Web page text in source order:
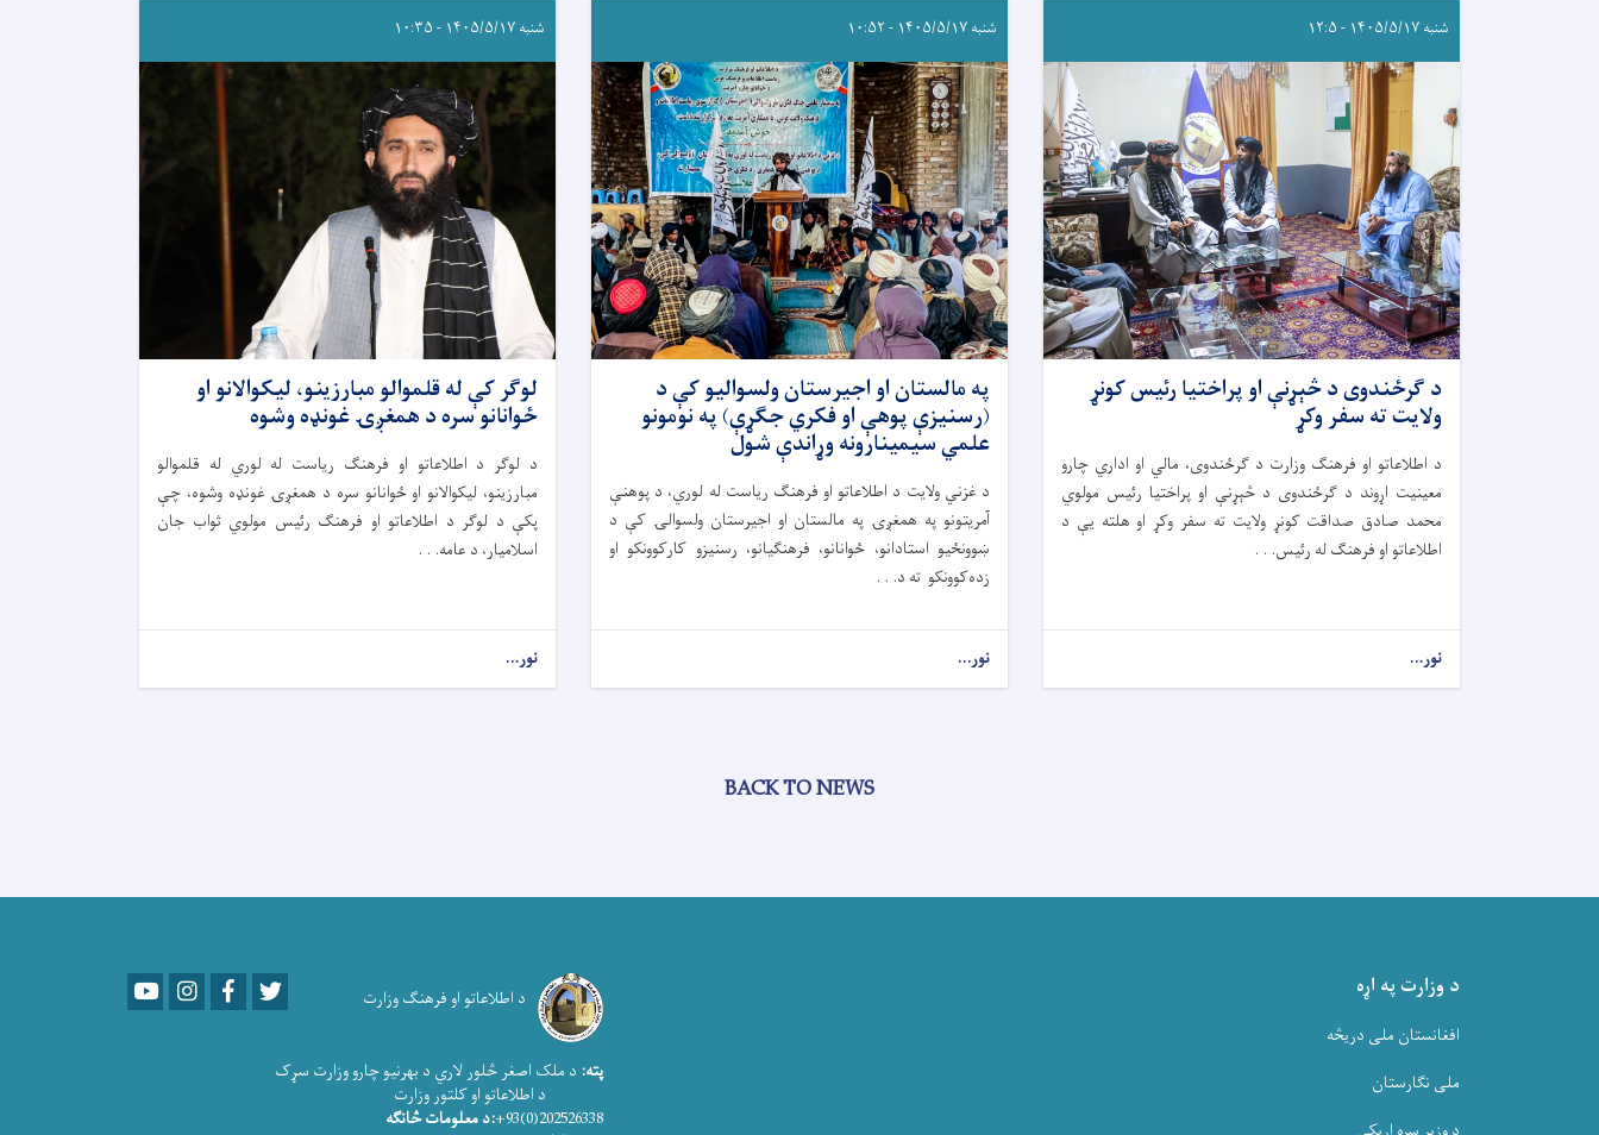
شنبه ۱۴۰۵/۵/۱۷ - ۱۲:۵
د ګرځندوی د څېړنې او پراختیا رئیس کونړ
ولایت ته سفر وکړ
د اطلاعاتو او فرهنګ وزارت د ګرځندوی، مالي او اداري چارو
معینیت اړوند د ګرځندوی د څېړنې او پراختیا رئیس مولوي
محمد صادق صداقت کونړ ولایت ته سفر وکړ او هلته یې د
اطلاعاتو او فرهنګ له رئیس. . .
نور...
شنبه ۱۴۰۵/۵/۱۷ - ۱۰:۵۲
په مالستان او اجیرستان ولسوالیو کې د
(رسنیزې پوهې او فکري جګړې) په نومونو
علمي سیمینارونه وړاندې شول
د غزني ولایت د اطلاعاتو او فرهنګ ریاست له لوري، د پوهنې
آمریتونو په همغږۍ په مالستان او اجیرستان ولسوالۍ کې د
ښوونځیو استادانو، ځوانانو، فرهنګیانو، رسنیزو کارکوونکو او
زده‌کوونکو ته د. . .
نور...
شنبه ۱۴۰۵/۵/۱۷ - ۱۰:۳۵
لوګر کې له قلموالو مبارزینو، لیکوالانو او
ځوانانو سره د همغږۍ غونډه وشوه
د لوګر د اطلاعاتو او فرهنګ ریاست له لوري له قلموالو
مبارزینو، لیکوالانو او ځوانانو سره د همغږۍ غونډه وشوه، چې
پکې د لوګر د اطلاعاتو او فرهنګ رئیس مولوي ثواب جان
اسلامیار، د عامه. . .
نور...
BACK TO NEWS
د وزارت په اړه
افغانستان ملی دریڅه
ملی نگارستان
د اطلاعاتو او فرهنګ وزارت YoutubeLinkedInFacebook
پته: د ملک اصغر څلور لاري د بهرنیو چارو وزارت سړک
د اطلاعاتو او کلتور وزارت
202526338(0)93+
:د معلومات څانګه